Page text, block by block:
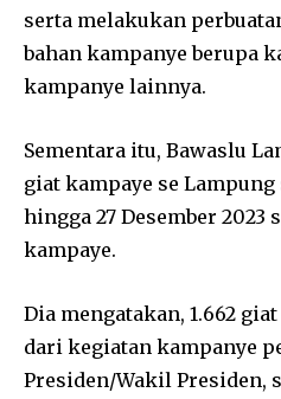
serta melakukan
bahan kampanye berupa
kampanye lainnya.
Sementara itu, Bawaslu
giat kampaye se Lampung
hingga 27 Desember 2023
kampaye.
Dia mengatakan, 1.662
dari kegiatan kampanye
Presiden/Wakil Presiden,